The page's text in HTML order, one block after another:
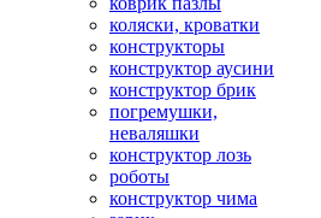
коляски, кроватки
конструкторы
конструктор аусини
конструктор брик
погремушки,
неваляшки
конструктор лозь
роботы
конструктор чима